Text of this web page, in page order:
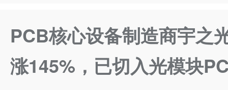
PCB核心设备制造商宇之
涨145%，已切入光模块